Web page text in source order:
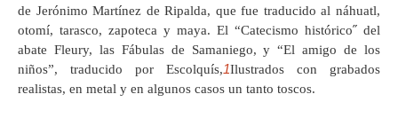
de Jerónimo Martínez de Ripalda, que fue traducido al náhuatl,
otomí, tarasco, zapoteca y maya. El “Catecismo histórico˝ del
abate Fleury, las Fábulas de Samaniego, y “El amigo de los
niños”, traducido por Escolquís,1Ilustrados con grabados
realistas, en metal y en algunos casos un tanto toscos.